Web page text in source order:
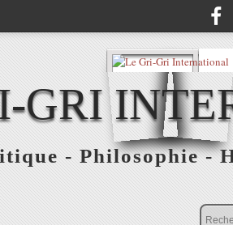
GRI
- Philosophie -